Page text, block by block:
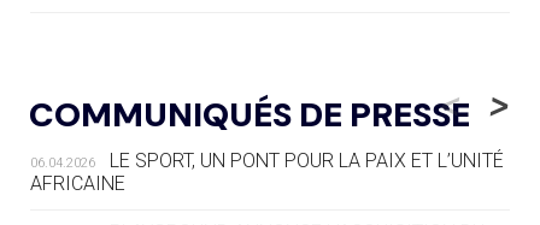
LE RÊVE DE VOIR LA LUGE ALPINE
AUX JO « N'EST PAS FINI »
05.08 — TIR À L'ARC
DES MONDIAUX À BRISBANE SUR LA
COMMUNIQUÉS DE PRESSE
<
06.04.2026
LE SPORT, UN PONT POUR LA PAIX ET L’UNITÉ
AFRICAINE
>